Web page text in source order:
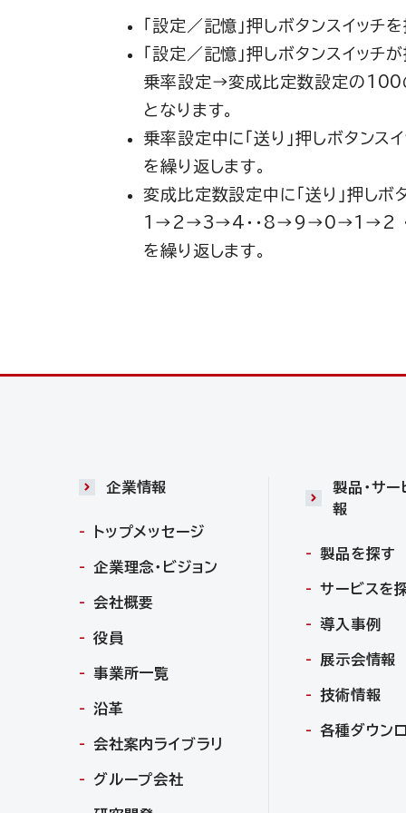
「設定／記憶」押しボタンスイッ
「設定／記憶」押しボタンスイッチ
乗率設定→変成比定数設定の
となります。
乗率設定中に「送り」押しボ
を繰り返します。
変成比定数設定中に「送り」押し
1→2→3→4・・8→9→0→1→2 ・
を繰り返します。
企業情報
トップメッセージ
企業理念・ビジョン
会社概要
役員
事業所一覧
沿革
会社案内ライブラリ
グループ会社
製品・サー
報
製品を探す
サービスを
導入事例
展示会情報
技術情報
各種ダウン